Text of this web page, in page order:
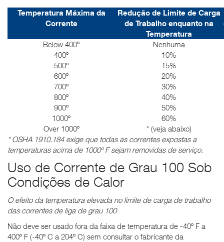
Temperatura Máxima da
Corrente
Redução de Limite de Carga
de Trabalho enquanto na
Temperatura
Below 400º
Nenhuma
400º
10%
500º
15%
600º
20%
700º
30%
800º
40%
900º
50%
1000º
60%
Over 1000º
* (veja abaixo)
* OSHA 1910.184 exige que todas as correntes expostas a
temperaturas acima de 1000º F sejam removidas de serviço.
Uso de Corrente de Grau 100 Sob
Condições de Calor
O efeito da temperatura elevada no limite de carga de trabalho
das correntes de liga de grau 100
Não deve ser usado fora da faixa de temperatura de -40º F a
400º F (-40º C a 204º C) sem consultar o fabricante da